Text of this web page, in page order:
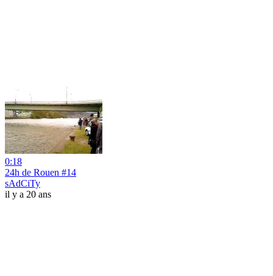
0:18
24h de Rouen #14
sAdCiTy
il y a 20 ans